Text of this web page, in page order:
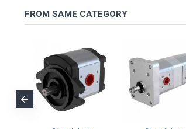
FROM SAME CATEGORY